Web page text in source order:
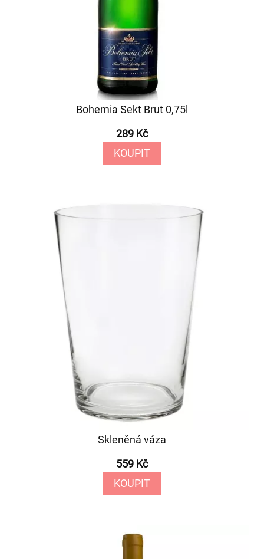
Bohemia Sekt Brut 0,75l
289 Kč
KOUPIT
Skleněná váza
559 Kč
KOUPIT